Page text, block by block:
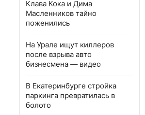
Клава Кока и Дима
Масленников тайно
поженились
На Урале ищут киллеров
после взрыва авто
бизнесмена — видео
В Екатеринбурге стройка
паркинга превратилась в
болото